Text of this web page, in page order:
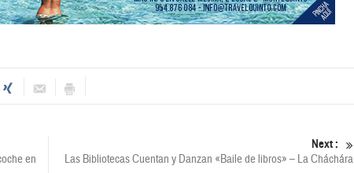
en
Next :
Las Bibliotecas Cuentan y Danzan «Baile de libros» – La Cháchára